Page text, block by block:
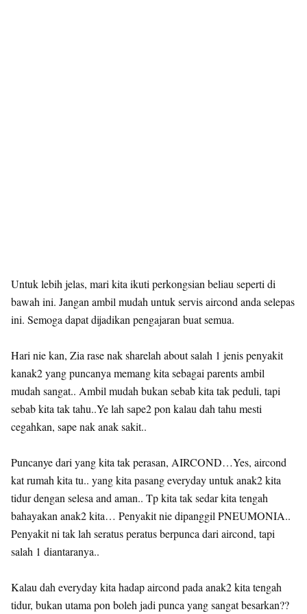
Untuk lebih jelas, mari kita ikuti perkongsian beliau seperti di
bawah ini. Jangan ambil mudah untuk servis aircond anda selepas
ini. Semoga dapat dijadikan pengajaran buat semua.
Hari nie kan, Zia rase nak sharelah about salah 1 jenis penyakit
kanak2 yang puncanya memang kita sebagai parents ambil
mudah sangat.. Ambil mudah bukan sebab kita tak peduli, tapi
sebab kita tak tahu..Ye lah sape2 pon kalau dah tahu mesti
cegahkan, sape nak anak sakit..
Puncanye dari yang kita tak perasan, AIRCOND…Yes, aircond
kat rumah kita tu.. yang kita pasang everyday untuk anak2 kita
tidur dengan selesa and aman.. Tp kita tak sedar kita tengah
bahayakan anak2 kita… Penyakit nie dipanggil PNEUMONIA..
Penyakit ni tak lah seratus peratus berpunca dari aircond, tapi
salah 1 diantaranya..
Kalau dah everyday kita hadap aircond pada anak2 kita tengah
tidur, bukan utama pon boleh jadi punca yang sangat besarkan??